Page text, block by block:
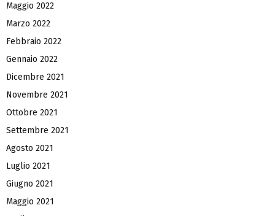
Maggio 2022
Marzo 2022
Febbraio 2022
Gennaio 2022
Dicembre 2021
Novembre 2021
Ottobre 2021
Settembre 2021
Agosto 2021
Luglio 2021
Giugno 2021
Maggio 2021